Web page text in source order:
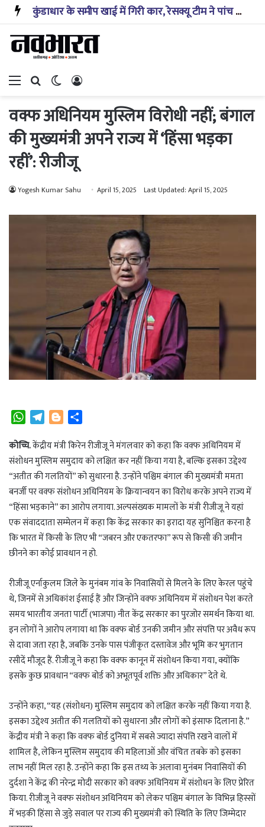
कोई भी देश शिक्षा संबंधी चुनौतियों से अकेले निपट नहीं सकता: प्रह्लाद जोशी
Menu Search forSwitch skin
वक्फ अधिनियम मुस्लिम विरोधी नहीं; बंगाल
की मुख्यमंत्री अपने राज्य में ‘हिंसा भड़का
रहीं’: रीजीजू
Yogesh Kumar Sahu April 15, 2025 Last Updated: April 15, 2025
W
a
t
s
A
p
p
T
l
e
g
r
a
m
B
o
g
g
e
r
a
r
e
कोच्चि.केंद्रीय मंत्री किरेन रीजीजू ने मंगलवार को कहा कि वक्फ अधिनियम में
संशोधन मुस्लिम समुदाय को लक्षित कर नहीं किया गया है, बल्कि इसका उद्देश्य
“अतीत की गलतियों” को सुधारना है. उन्होंने पश्चिम बंगाल की मुख्यमंत्री ममता
बनर्जी पर वक्फ संशोधन अधिनियम के क्रियान्वयन का विरोध करके अपने राज्य में
“हिंसा भड़काने” का आरोप लगाया. अल्पसंख्यक मामलों के मंत्री रीजीजू ने यहां
एक संवाददाता सम्मेलन में कहा कि केंद्र सरकार का इरादा यह सुनिश्चित करना है
कि भारत में किसी के लिए भी “जबरन और एकतरफा” रूप से किसी की जमीन
छीनने का कोई प्रावधान न हो.
रीजीजू एर्नाकुलम जिले के मुनंबम गांव के निवासियों से मिलने के लिए केरल पहुंचे
थे, जिनमें से अधिकांश ईसाई हैं और जिन्होंने वक्फ अधिनियम में संशोधन पेश करते
समय भारतीय जनता पार्टी (भाजपा) नीत केंद्र सरकार का पुरजोर समर्थन किया था.
इन लोगों ने आरोप लगाया था कि वक्फ बोर्ड उनकी जमीन और संपत्ति पर अवैध रूप
से दावा जता रहा है, जबकि उनके पास पंजीकृत दस्तावेज और भूमि कर भुगतान
रसीदें मौजूद हैं. रीजीजू ने कहा कि वक्फ कानून में संशोधन किया गया, क्योंकि
इसके कुछ प्रावधान “वक्फ बोर्ड को अभूतपूर्व शक्ति और अधिकार” देते थे.
उन्होंने कहा, “यह (संशोधन) मुस्लिम समुदाय को लक्षित करके नहीं किया गया है.
इसका उद्देश्य अतीत की गलतियों को सुधारना और लोगों को इंसाफ दिलाना है.”
केंद्रीय मंत्री ने कहा कि वक्फ बोर्ड दुनिया में सबसे ज्यादा संपत्ति रखने वालों में
शामिल है, लेकिन मुस्लिम समुदाय की महिलाओं और वंचित तबके को इसका
लाभ नहीं मिल रहा है. उन्होंने कहा कि इस तथ्य के अलावा मुनंबम निवासियों की
दुर्दशा ने केंद्र की नरेन्द्र मोदी सरकार को वक्फ अधिनियम में संशोधन के लिए प्रेरित
किया. रीजीजू ने वक्फ संशोधन अधिनियम को लेकर पश्चिम बंगाल के विभिन्न हिस्सों
में भड़की हिंसा से जुड़े सवाल पर राज्य की मुख्यमंत्री को स्थिति के लिए जिम्मेदार